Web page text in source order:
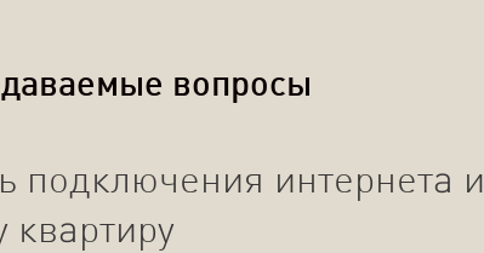
вопросы
подключения интернета и